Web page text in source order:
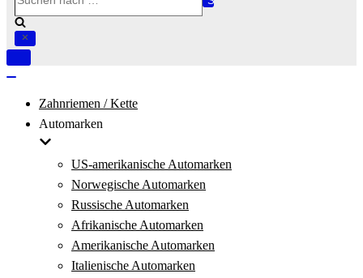
nach …
Navigation
Zahnriemen / Kette
Automarken
US-amerikanische Automarken
Norwegische Automarken
Russische Automarken
Afrikanische Automarken
Amerikanische Automarken
Italienische Automarken